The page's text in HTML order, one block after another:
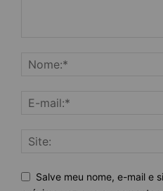
Salve meu nome, e-mail e